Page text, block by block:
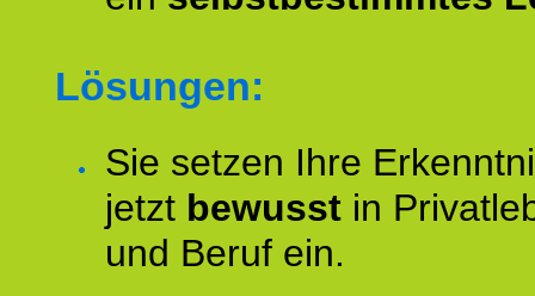
Lösungen:
Sie setzen Ihre
jetzt bewusst in
und Beruf ein.